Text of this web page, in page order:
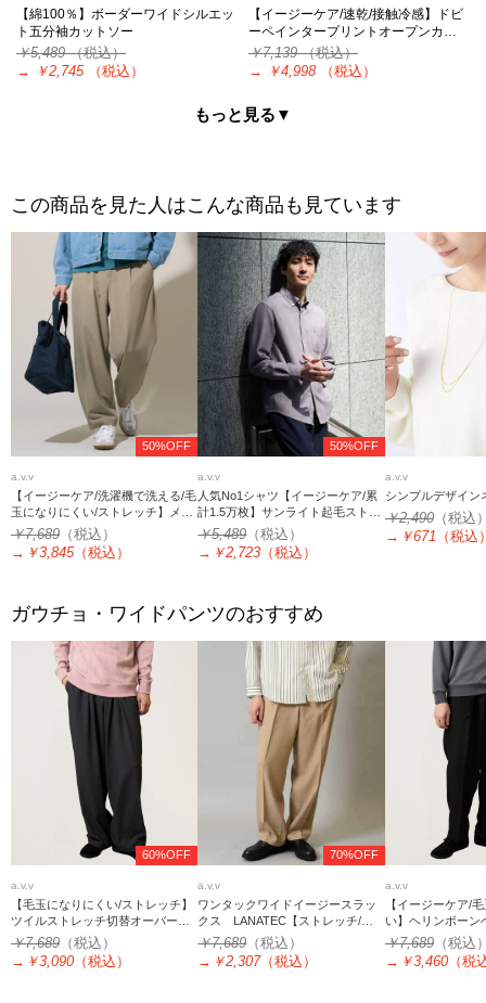
【綿100％】ボーダーワイドシルエッ
ト五分袖カットソー
￥5,489（税込）
→
￥2,745 （税込）
【イージーケア/速乾/接触冷感】ドビ
ーペインタープリントオープンカ…
￥7,139（税込）
→
￥4,998 （税込）
もっと見る▼
この商品を見た人はこんな商品も見ています
50%OFF
a.v.v
【イージーケア/洗濯機で洗える/毛
玉になりにくい/ストレッチ】メラ
ンジツイルイージーバルーンパン
￥7,689 （税込）
→ ￥3,845（税込）
50%OFF
a.v.v
人気No1シャツ【イージーケア/累
計1.5万枚】サンライト起毛ストレ
ッチシャツ【洗濯機で洗える/蓄熱
保湿】
￥5,489（税込）
→ ￥2,723 （税込）
a.v.v
シンプルデザイン
￥2,490（税込
→ ￥671 （税込
ガウチョ・ワイドパンツのおすすめ
60%OFF
a.v.v
【毛玉になりにくい/ストレッチ】
ツイルストレッチ切替オーバーパ
ンツ【洗濯機で洗える】
￥7,689 （税込）
→ ￥3,090 （税込）
70%OFF
a.v.v
ワンタックワイドイージースラッ
クス LANATEC【ストレッチ/洗
濯機で洗える/イージーケア/毛玉に
なりにくい】
￥7,689（税込）
→ ￥2,307（税込）
a.v.v
【イージーケア/
い】ヘリンボーン
ーワイドスラッ
洗濯機で洗える
応
￥7,689（税込
→ ￥3,460（税